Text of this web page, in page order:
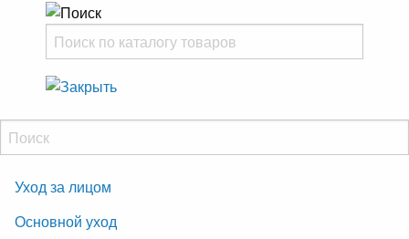
Уход за лицом
Основной уход